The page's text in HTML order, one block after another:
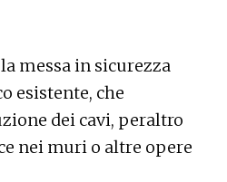
messa in sicurezza
esistente, che
dei cavi, peraltro
nei muri o altre opere